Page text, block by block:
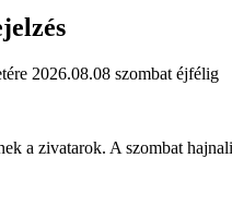
2026.08.08 szombat éjfélig
a zivatarok. A szombat